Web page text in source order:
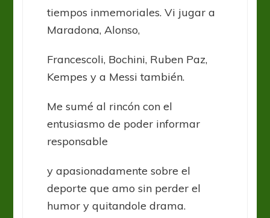
tiempos inmemoriales. Vi jugar a
Maradona, Alonso,
Francescoli, Bochini, Ruben Paz,
Kempes y a Messi también.
Me sumé al rincón con el
entusiasmo de poder informar
responsable
y apasionadamente sobre el
deporte que amo sin perder el
humor y quitandole drama.